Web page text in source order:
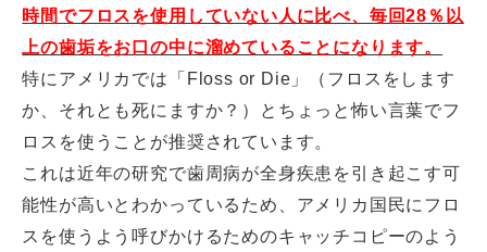
時間でフロスを使用していない人に比べ、毎回28％以
上の歯垢をお口の中に溜めていることになります。
特にアメリカでは「Floss or Die」（フロスをします
か、それとも死にますか？）とちょっと怖い言葉でフ
ロスを使うことが推奨されています。
これは近年の研究で歯周病が全身疾患を引き起こす可
能性が高いとわかっているため、アメリカ国民にフロ
スを使うよう呼びかけるためのキャッチコピーのよう